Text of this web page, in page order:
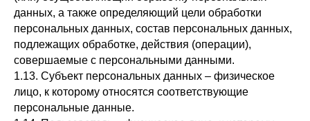
данных, а также определяющий цели обработки
персональных данных, состав персональных данных,
подлежащих обработке, действия (операции),
совершаемые с персональными данными.
1.13. Субъект персональных данных – физическое
лицо, к которому относятся соответствующие
персональные данные.